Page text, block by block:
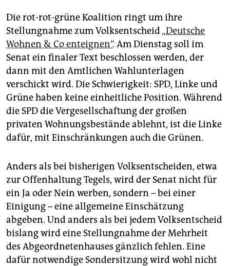
abo
genossenschaft
epaper login
Die rot-rot-grüne Koalition ringt um ihre
Stellungnahme zum Volksentscheid„Deutsche
Wohnen & Co enteignen“. Am Dienstag soll im
Senat ein finaler Text beschlossen werden, der
dann mit den Amtlichen Wahlunterlagen
verschickt wird. Die Schwierigkeit: SPD, Linke und
Grüne haben keine einheitliche Position. Während
die SPD die Vergesellschaftung der großen
privaten Wohnungsbestände ablehnt, ist die Linke
dafür, mit Einschränkungen auch die Grünen.
Anders als bei bisherigen Volksentscheiden, etwa
zur Offenhaltung Tegels, wird der Senat nicht für
ein Ja oder Nein werben, sondern – bei einer
Einigung – eine allgemeine Einschätzung
abgeben. Und anders als bei jedem Volksentscheid
bislang wird eine Stellungnahme der Mehrheit
des Abgeordnetenhauses gänzlich fehlen. Eine
dafür notwendige Sondersitzung wird wohl nicht